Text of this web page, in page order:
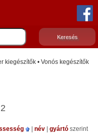
kiegészítők • Vonós kegészítők
2
név gyártó szerint